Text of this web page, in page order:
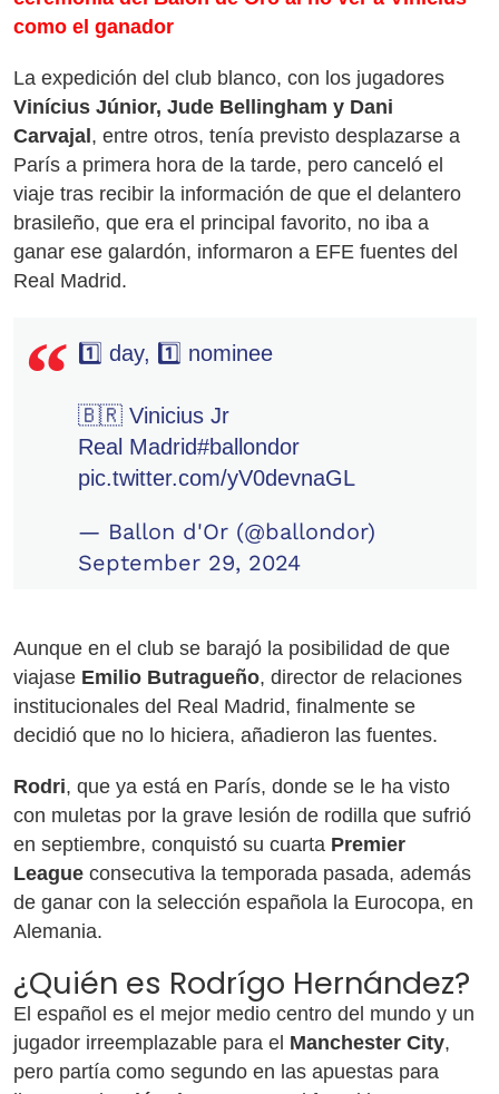
como el ganador
La expedición del club blanco, con los jugadores
Vinícius Júnior, Jude Bellingham y Dani
Carvajal , entre otros, tenía previsto desplazarse a
París a primera hora de la tarde, pero canceló el
viaje tras recibir la información de que el delantero
brasileño, que era el principal favorito, no iba a
ganar ese galardón, informaron a EFE fuentes del
Real Madrid.
1️⃣ day, 1️⃣ nominee
🇧🇷 Vinicius Jr
Real Madrid#ballondor
pic.twitter.com/yV0devnaGL
— Ballon d'Or (@ballondor)
September 29, 2024
Aunque en el club se barajó la posibilidad de que
viajase Emilio Butragueño, director de relaciones
institucionales del Real Madrid, finalmente se
decidió que no lo hiciera, añadieron las fuentes.
Rodri, que ya está en París, donde se le ha visto
con muletas por la grave lesión de rodilla que sufrió
en septiembre, conquistó su cuarta Premier
League consecutiva la temporada pasada, además
de ganar con la selección española la Eurocopa, en
Alemania.
¿Quién es Rodrígo Hernández?
El español es el mejor medio centro del mundo y un
jugador irreemplazable para el Manchester City,
pero partía como segundo en las apuestas para